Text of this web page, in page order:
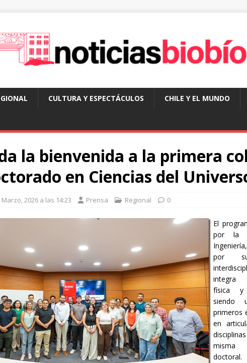
CULTURA Y ESPECTÁCULOS CHILE Y EL MUNDO
da la bienvenida a la primera
en Ciencias del
2026 a las 14:23 Prensa Regional 0
El
por la
por
integra
física y
siendo
primeros
en
misma
doctoral.